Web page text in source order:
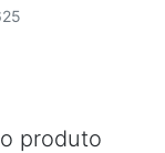
produto